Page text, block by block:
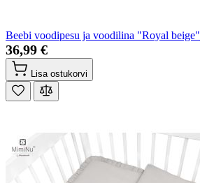
Beebi voodipesu ja voodilina "Royal beige"
36,99 €
Lisa ostukorvi